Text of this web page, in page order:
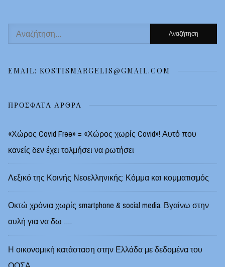
Αναζήτηση
για:
EMAIL: KOSTISMARGELIS@GMAIL.COM
ΠΡΌΣΦΑΤΑ ΆΡΘΡΑ
«Χώρος Covid Free» = «Χώρος χωρίς Covid»! Αυτό που
κανείς δεν έχει τολμήσει να ρωτήσει
Λεξικό της Κοινής Νεοελληνικής: Κόμμα και κομματισμός
Οκτώ χρόνια χωρίς smartphone & social media. Βγαίνω στην
αυλή για να δω ….
Η οικονομική κατάσταση στην Ελλάδα με δεδομένα του